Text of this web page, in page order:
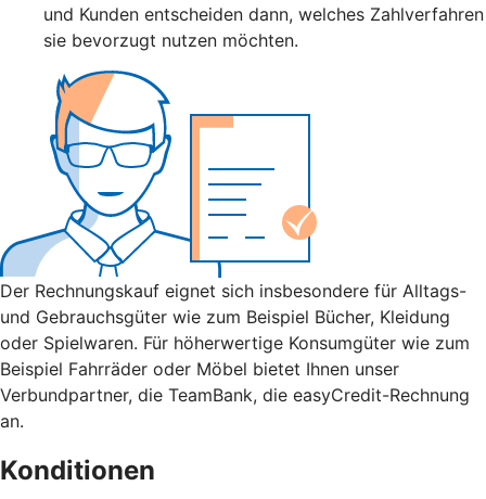
und Kunden entscheiden dann, welches Zahlverfahren
sie bevorzugt nutzen möchten.
Der Rechnungskauf eignet sich insbesondere für Alltags-
und Gebrauchsgüter wie zum Beispiel Bücher, Kleidung
oder Spielwaren. Für höherwertige Konsumgüter wie zum
Beispiel Fahrräder oder Möbel bietet Ihnen unser
Verbundpartner, die TeamBank, die easyCredit-Rechnung
an.
Konditionen